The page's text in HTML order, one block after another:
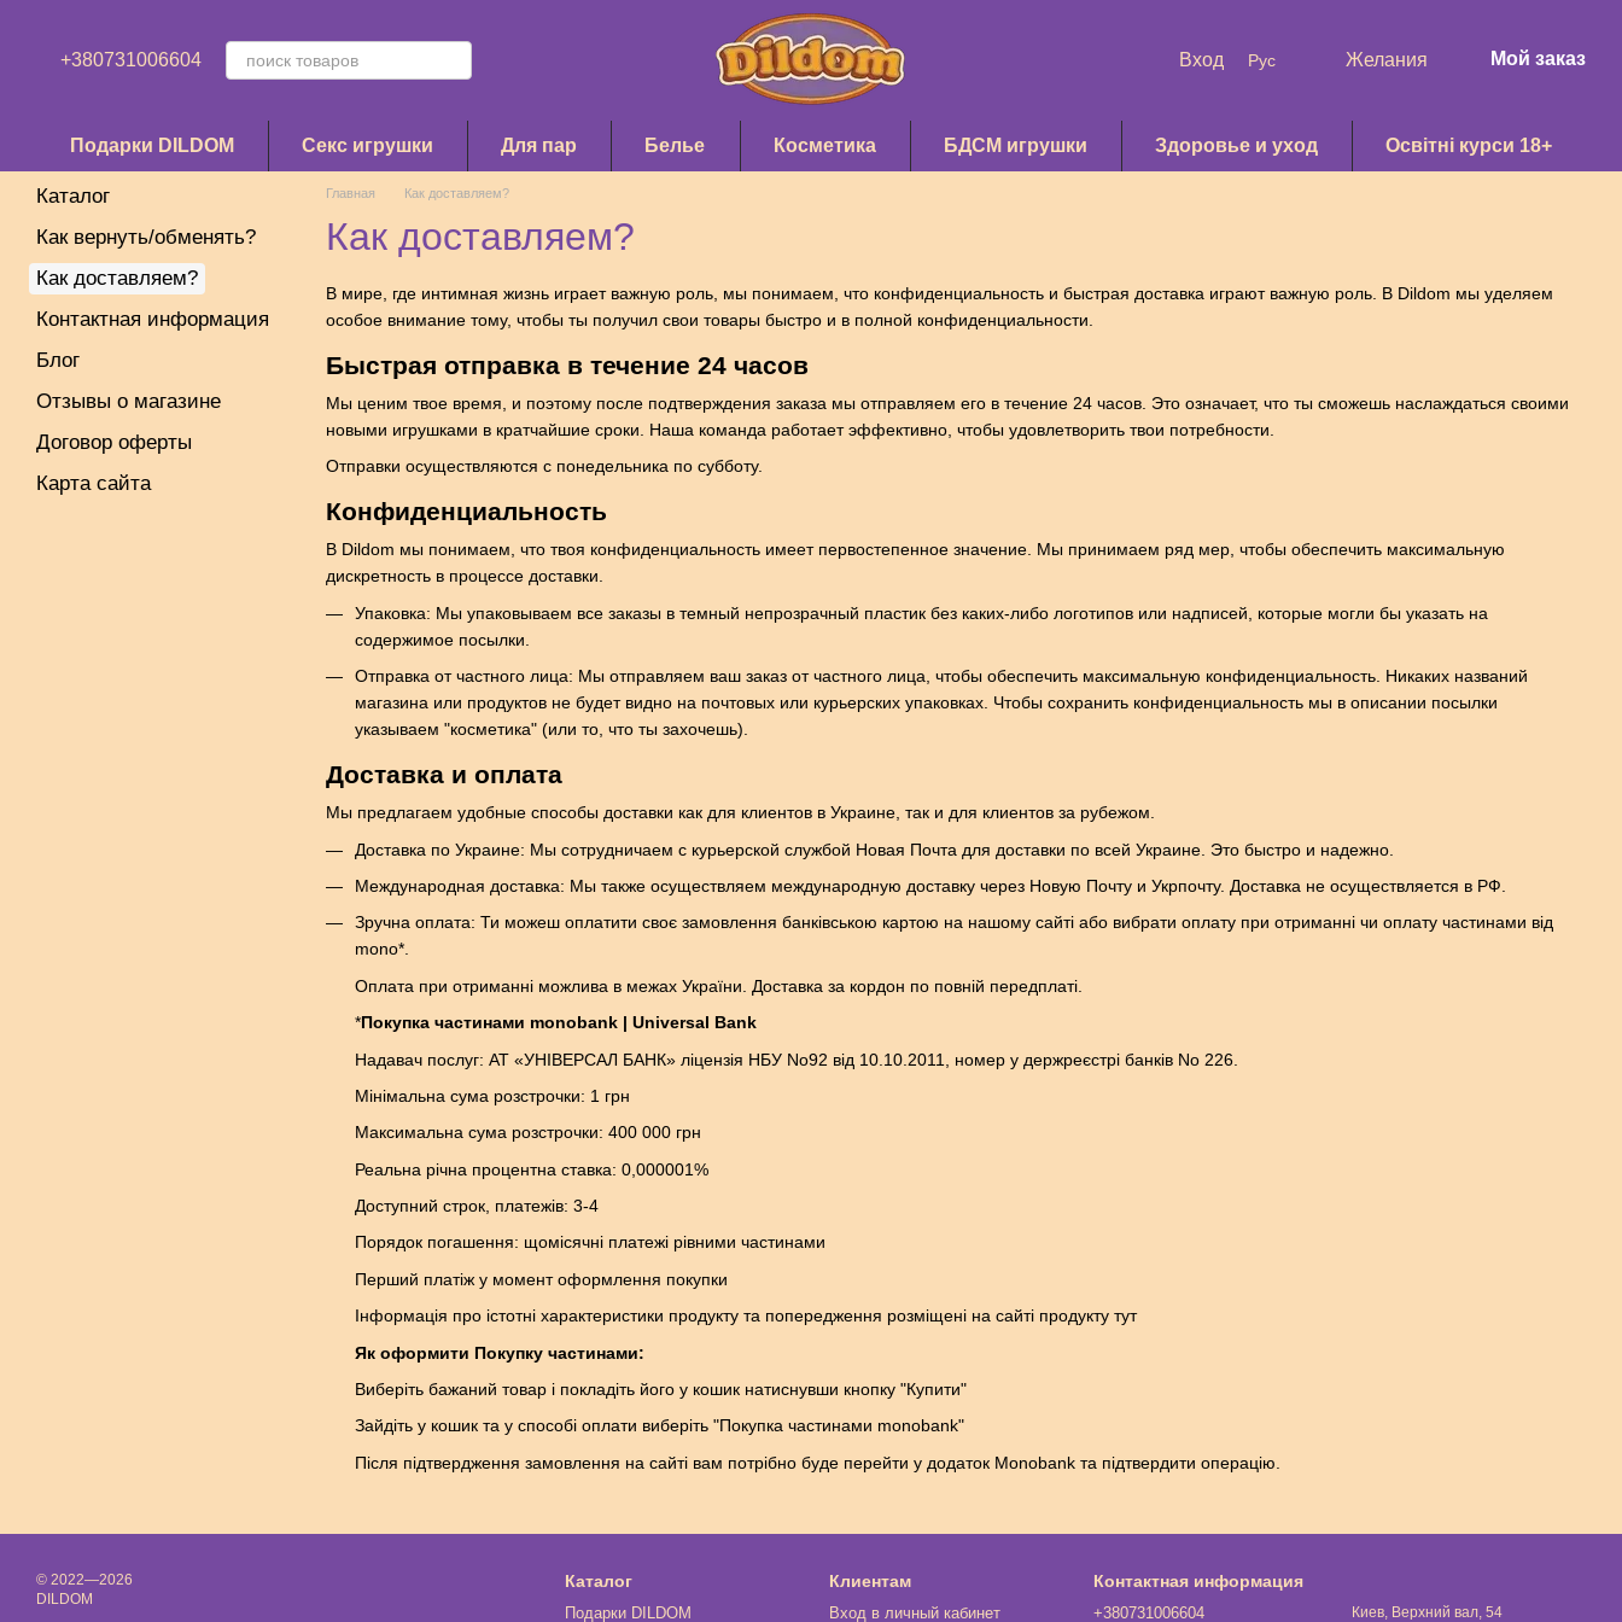
+380731006604 Вход Рус Желания Мой заказ
Подарки DILDOM Секс игрушки Для пар Белье Косметика БДСМ игрушки Здоровье и уход Освітні курси 18+
Главная Как доставляем?
Как доставляем?
В мире, где интимная жизнь играет важную роль, мы понимаем, что конфиденциальность и быстрая доставка играют важную роль. В Dildom мы уделяем
особое внимание тому, чтобы ты получил свои товары быстро и в полной конфиденциальности.
Быстрая отправка в течение 24 часов
Мы ценим твое время, и поэтому после подтверждения заказа мы отправляем его в течение 24 часов. Это означает, что ты сможешь наслаждаться своими
новыми игрушками в кратчайшие сроки. Наша команда работает эффективно, чтобы удовлетворить твои потребности.
Отправки осуществляются с понедельника по субботу.
Конфиденциальность
В Dildom мы понимаем, что твоя конфиденциальность имеет первостепенное значение. Мы принимаем ряд мер, чтобы обеспечить максимальную
дискретность в процессе доставки.
Упаковка: Мы упаковываем все заказы в темный непрозрачный пластик без каких-либо логотипов или надписей, которые могли бы указать на
содержимое посылки.
Отправка от частного лица: Мы отправляем ваш заказ от частного лица, чтобы обеспечить максимальную конфиденциальность. Никаких названий
магазина или продуктов не будет видно на почтовых или курьерских упаковках. Чтобы сохранить конфиденциальность мы в описании посылки
указываем "косметика" (или то, что ты захочешь).
Доставка и оплата
Мы предлагаем удобные способы доставки как для клиентов в Украине, так и для клиентов за рубежом.
Доставка по Украине: Мы сотрудничаем с курьерской службой Новая Почта для доставки по всей Украине. Это быстро и надежно.
Международная доставка: Мы также осуществляем международную доставку через Новую Почту и Укрпочту. Доставка не осуществляется в РФ.
Зручна оплата: Ти можеш оплатити своє замовлення банківською картою на нашому сайті або вибрати оплату при отриманні чи оплату частинами від
mono*.
Оплата при отриманні можлива в межах України. Доставка за кордон по повній передплаті.
*Покупка частинами monobank | Universal Bank
Надавач послуг: АТ «УНІВЕРСАЛ БАНК» ліцензія НБУ No92 від 10.10.2011, номер у держреєстрі банків No 226.
Мінімальна сума розстрочки: 1 грн
Максимальна сума розстрочки: 400 000 грн
Реальна річна процентна ставка: 0,000001%
Доступний строк, платежів: 3-4
Порядок погашення: щомісячні платежі рівними частинами
Перший платіж у момент оформлення покупки
Інформація про істотні характеристики продукту та попередження розміщені на сайті продукту тут
Як оформити Покупку частинами:
Виберіть бажаний товар і покладіть його у кошик натиснувши кнопку "Купити"
Зайдіть у кошик та у способі оплати виберіть "Покупка частинами monobank"
Після підтвердження замовлення на сайті вам потрібно буде перейти у додаток Monobank та підтвердити операцію.
Каталог
Как вернуть/обменять?
Как доставляем?
Контактная информация
Блог
Отзывы о магазине
Договор оферты
Карта сайта
© 2022—2026
DILDOM
Каталог
Подарки DILDOM
Клиентам
Вход в личный кабинет
Контактная информация
+380731006604 Киев, Верхний вал, 54